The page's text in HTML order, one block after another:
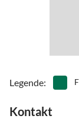
Legende:
Kontakt